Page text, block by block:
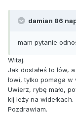
damian 86
mam pytanie
Witaj.
Jak dostałeś to łów,
łowi, tylko pomaga w
Uwierz, rybę mało,
kij leży na widełkach.
Pozdrawiam.